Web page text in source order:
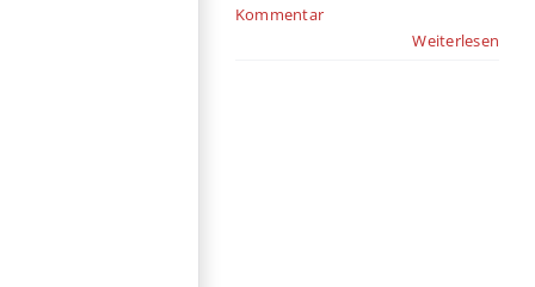
Kommentar
Weiterlesen